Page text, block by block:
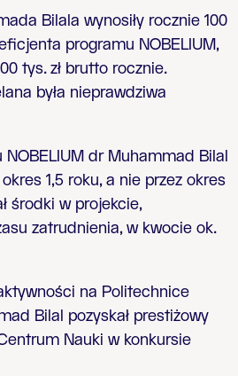
Bilala wynosiły rocznie 100
programu NOBELIUM,
tys. zł brutto rocznie.
była nieprawdziwa
dr Muhammad Bilal
1,5 roku, a nie przez okres
środki w projekcie,
zatrudnienia, w kwocie ok.
na Politechnice
Bilal pozyskał prestiżowy
Nauki w konkursie